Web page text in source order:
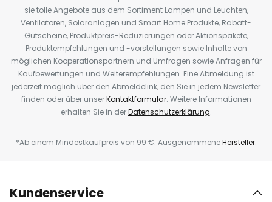
sie tolle Angebote aus dem Sortiment Lampen und Leuchten,
Ventilatoren, Solaranlagen und Smart Home Produkte, Rabatt-
Gutscheine, Produktpreis-Reduzierungen oder Aktionspakete,
Produktempfehlungen und -vorstellungen sowie Inhalte von
möglichen Kooperationspartnern und Umfragen sowie Anfragen für
Kaufbewertungen und Weiterempfehlungen. Eine Abmeldung ist
jederzeit möglich über den Abmeldelink, den Sie in jedem Newsletter
finden oder über unserKontaktformular. Weitere Informationen
erhalten Sie in derDatenschutzerklärung.
*Ab einem Mindestkaufpreis von 99 €. AusgenommeneHersteller.
Kundenservice